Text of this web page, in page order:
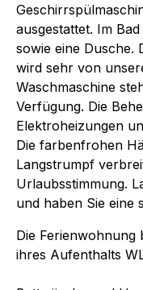
ausgestattet. Im
sowie eine Dusche.
wird sehr von
Waschmaschine
Verfügung. Die
Elektroheizungen
Die farbenfrohen
Langstrumpf
Urlaubsstimmung.
und haben Sie eine
Die Ferienwohnung
ihres Aufenthalts